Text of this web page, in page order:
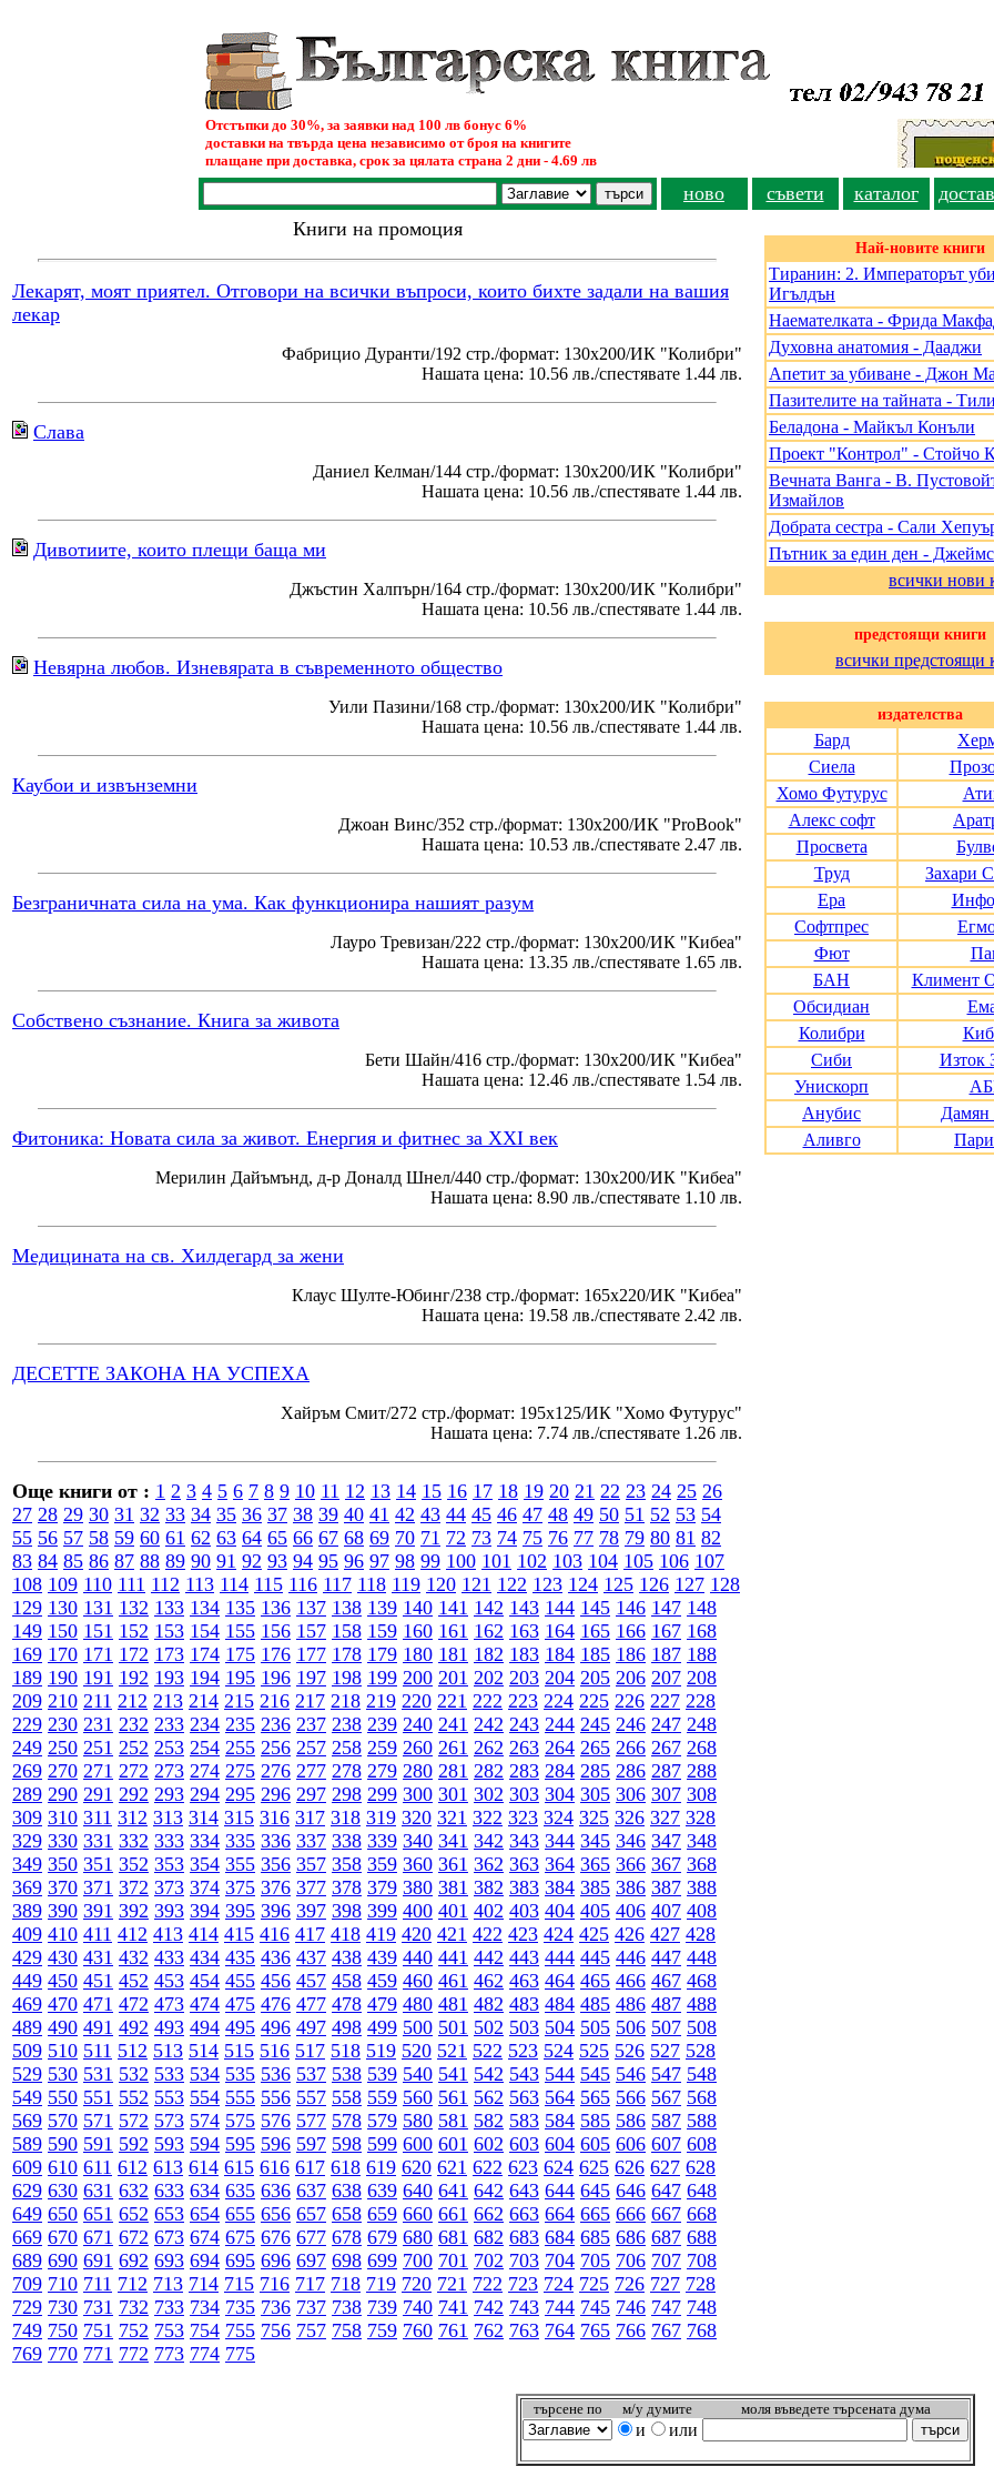
Отстъпки до 30%, за заявки над 100 лв бонус 6%
доставки на твърда цена независимо от броя на книгите
плащане при доставка, срок за цялата страна 2 дни - 4.69 лв
ново съвети каталог
Книги на промоция
Лекарят, моят приятел. Отговори на всички въпроси, които бихте задали на вашия
лекар
Фабрицио Дуранти/192 стр./формат: 130х200/ИК "Колибри"
Нашата цена: 10.56 лв./спестявате 1.44 лв.
Слава
Даниел Келман/144 стр./формат: 130х200/ИК "Колибри"
Нашата цена: 10.56 лв./спестявате 1.44 лв.
Дивотиите, които плещи баща ми
Джъстин Халпърн/164 стр./формат: 130х200/ИК "Колибри"
Нашата цена: 10.56 лв./спестявате 1.44 лв.
Невярна любов. Изневярата в съвременното общество
Уили Пазини/168 стр./формат: 130х200/ИК "Колибри"
Нашата цена: 10.56 лв./спестявате 1.44 лв.
Каубои и извънземни
Джоан Винс/352 стр./формат: 130х200/ИК "ProBook"
Нашата цена: 10.53 лв./спестявате 2.47 лв.
Безграничната сила на ума. Как функционира нашият разум
Лауро Тревизан/222 стр./формат: 130х200/ИК "Кибеа"
Нашата цена: 13.35 лв./спестявате 1.65 лв.
Собствено съзнание. Книга за живота
Бети Шайн/416 стр./формат: 130х200/ИК "Кибеа"
Нашата цена: 12.46 лв./спестявате 1.54 лв.
Фитоника: Новата сила за живот. Енергия и фитнес за XXI век
Мерилин Дайъмънд, д-р Доналд Шнел/440 стр./формат: 130х200/ИК "Кибеа"
Нашата цена: 8.90 лв./спестявате 1.10 лв.
Медицината на св. Хилдегард за жени
Клаус Шулте-Юбинг/238 стр./формат: 165х220/ИК "Кибеа"
Нашата цена: 19.58 лв./спестявате 2.42 лв.
ДЕСЕТТЕ ЗАКОНА НА УСПЕХА
Хайръм Смит/272 стр./формат: 195x125/ИК "Хомо Футурус"
Нашата цена: 7.74 лв./спестявате 1.26 лв.
Още книги от : 1 2 3 4 5 6 7 8 9 10 11 12 13 14 15 16 17 18 19 20 21 22 23 24 25 26
27 28 29 30 31 32 33 34 35 36 37 38 39 40 41 42 43 44 45 46 47 48 49 50 51 52 53 54
55 56 57 58 59 60 61 62 63 64 65 66 67 68 69 70 71 72 73 74 75 76 77 78 79 80 81 82
83 84 85 86 87 88 89 90 91 92 93 94 95 96 97 98 99 100 101 102 103 104 105 106 107
108 109 110 111 112 113 114 115 116 117 118 119 120 121 122 123 124 125 126 127 128
129 130 131 132 133 134 135 136 137 138 139 140 141 142 143 144 145 146 147 148
149 150 151 152 153 154 155 156 157 158 159 160 161 162 163 164 165 166 167 168
169 170 171 172 173 174 175 176 177 178 179 180 181 182 183 184 185 186 187 188
189 190 191 192 193 194 195 196 197 198 199 200 201 202 203 204 205 206 207 208
209 210 211 212 213 214 215 216 217 218 219 220 221 222 223 224 225 226 227 228
229 230 231 232 233 234 235 236 237 238 239 240 241 242 243 244 245 246 247 248
249 250 251 252 253 254 255 256 257 258 259 260 261 262 263 264 265 266 267 268
269 270 271 272 273 274 275 276 277 278 279 280 281 282 283 284 285 286 287 288
289 290 291 292 293 294 295 296 297 298 299 300 301 302 303 304 305 306 307 308
309 310 311 312 313 314 315 316 317 318 319 320 321 322 323 324 325 326 327 328
329 330 331 332 333 334 335 336 337 338 339 340 341 342 343 344 345 346 347 348
349 350 351 352 353 354 355 356 357 358 359 360 361 362 363 364 365 366 367 368
369 370 371 372 373 374 375 376 377 378 379 380 381 382 383 384 385 386 387 388
389 390 391 392 393 394 395 396 397 398 399 400 401 402 403 404 405 406 407 408
409 410 411 412 413 414 415 416 417 418 419 420 421 422 423 424 425 426 427 428
429 430 431 432 433 434 435 436 437 438 439 440 441 442 443 444 445 446 447 448
449 450 451 452 453 454 455 456 457 458 459 460 461 462 463 464 465 466 467 468
469 470 471 472 473 474 475 476 477 478 479 480 481 482 483 484 485 486 487 488
489 490 491 492 493 494 495 496 497 498 499 500 501 502 503 504 505 506 507 508
509 510 511 512 513 514 515 516 517 518 519 520 521 522 523 524 525 526 527 528
529 530 531 532 533 534 535 536 537 538 539 540 541 542 543 544 545 546 547 548
549 550 551 552 553 554 555 556 557 558 559 560 561 562 563 564 565 566 567 568
569 570 571 572 573 574 575 576 577 578 579 580 581 582 583 584 585 586 587 588
589 590 591 592 593 594 595 596 597 598 599 600 601 602 603 604 605 606 607 608
609 610 611 612 613 614 615 616 617 618 619 620 621 622 623 624 625 626 627 628
629 630 631 632 633 634 635 636 637 638 639 640 641 642 643 644 645 646 647 648
649 650 651 652 653 654 655 656 657 658 659 660 661 662 663 664 665 666 667 668
669 670 671 672 673 674 675 676 677 678 679 680 681 682 683 684 685 686 687 688
689 690 691 692 693 694 695 696 697 698 699 700 701 702 703 704 705 706 707 708
709 710 711 712 713 714 715 716 717 718 719 720 721 722 723 724 725 726 727 728
729 730 731 732 733 734 735 736 737 738 739 740 741 742 743 744 745 746 747 748
749 750 751 752 753 754 755 756 757 758 759 760 761 762 763 764 765 766 767 768
769 770 771 772 773 774 775
Най-новите книги
Тиранин: 2. Императорът
Игълдън
Наемателката - Фрида
Духовна анатомия - Дааджи
Апетит за убиване - Джон
Пазителите на тайната -
Беладона - Майкъл Конъли
Проект "Контрол" - Стойчо
Вечната Ванга - В.
Измайлов
Добрата сестра - Сали
Пътник за един ден -
всички нови
предстоящи книги
всички предстоящи
издателства
Бард
Сиела
Хомо Футурус
Алекс софт
Просвета
Труд
Захари
Ера
Софтпрес
Фют
БАН
Климент
Обсидиан
Колибри
Сиби
Изток
Унискорп
Анубис
Дамян
Аливго
търсeне по м/у думите моля въведете търсената дума
и или